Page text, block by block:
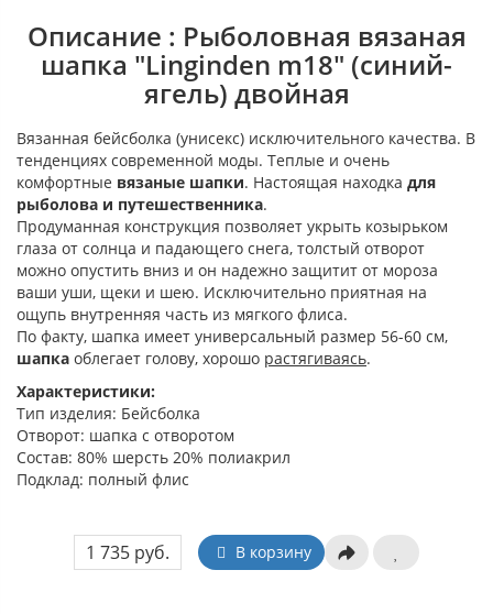
Описание : Рыболовная вязаная
шапка "Linginden m18" (синий-
ягель) двойная
Вязанная бейсболка (унисекс) исключительного качества. В
тенденциях современной моды. Теплые и очень
комфортные вязаные шапки. Настоящая находка для
рыболова и путешественника.
Продуманная конструкция позволяет укрыть козырьком
глаза от солнца и падающего снега, толстый отворот
можно опустить вниз и он надежно защитит от мороза
ваши уши, щеки и шею. Исключительно приятная на
ощупь внутренняя часть из мягкого флиса.
По факту, шапка имеет универсальный размер 56-60 см,
шапка облегает голову, хорошо растягиваясь.
Характеристики:
Тип изделия: Бейсболка
Отворот: шапка с отворотом
Состав: 80% шерсть 20% полиакрил
Подклад: полный флис
1 735 руб. В корзину